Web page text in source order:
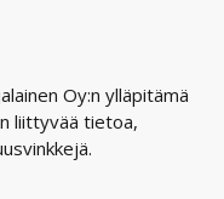
Oy:n ylläpitämä
liittyvää tietoa,